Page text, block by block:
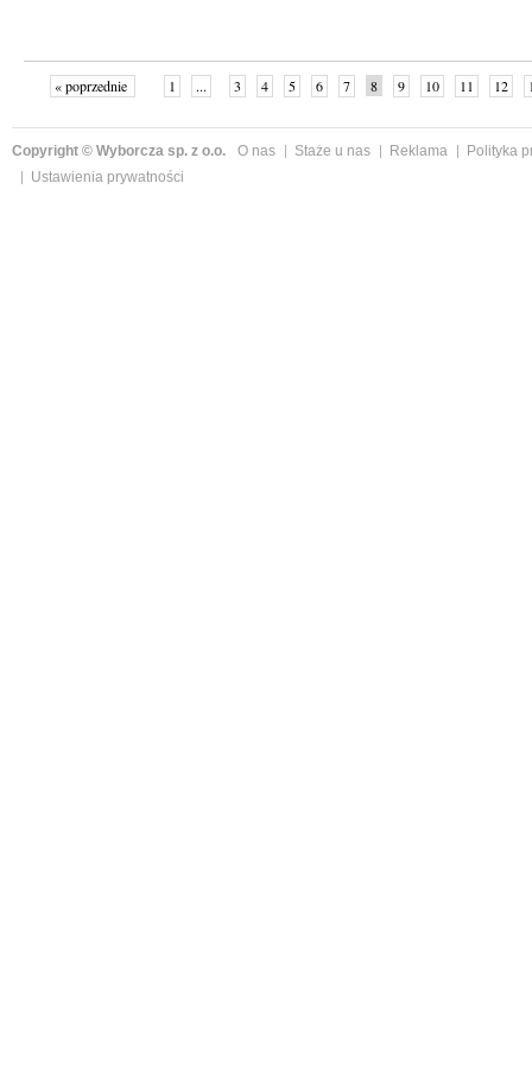
« poprzednie 1 ... 3 4 5 6 7 8 9 10 11 12
Copyright © Wyborcza sp. z o.o. O nas Staże u nas Reklama
Polityka
Ustawienia prywatności